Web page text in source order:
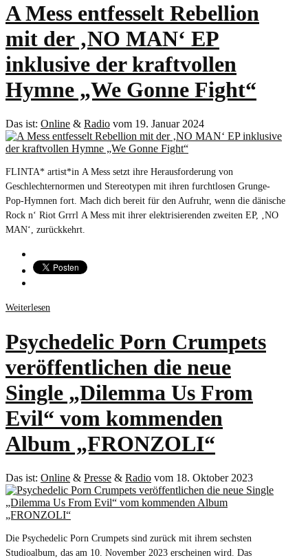
A Mess entfesselt Rebellion
mit der ‚NO MAN‘ EP
inklusive der kraftvollen
Hymne „We Gonne Fight“
Das ist: Online & Radio vom 19. Januar 2024
FLINTA* artist*in A Mess setzt ihre Herausforderung von
Geschlechternormen und Stereotypen mit ihren furchtlosen Grunge-
Pop-Hymnen fort. Mach dich bereit für den Aufruhr, wenn die dänische
Rock n‘ Riot Grrrl A Mess mit ihrer elektrisierenden zweiten EP, ‚NO
MAN‘, zurückkehrt.
Weiterlesen
Psychedelic Porn Crumpets
veröffentlichen die neue
Single „Dilemma Us From
Evil“ vom kommenden
Album „FRONZOLI“
Das ist: Online & Presse & Radio vom 18. Oktober 2023
Die Psychedelic Porn Crumpets sind zurück mit ihrem sechsten
Studioalbum, das am 10. November 2023 erscheinen wird. Das